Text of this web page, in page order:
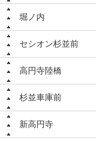
堀ノ内
セシオン杉並前
高円寺陸橋
杉並車庫前
新高円寺